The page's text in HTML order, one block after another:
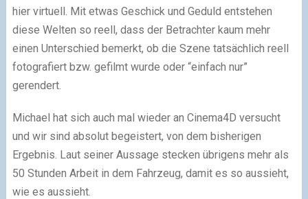
hier virtuell. Mit etwas Geschick und Geduld entstehen
diese Welten so reell, dass der Betrachter kaum mehr
einen Unterschied bemerkt, ob die Szene tatsächlich reell
fotografiert bzw. gefilmt wurde oder “einfach nur”
gerendert.
Michael hat sich auch mal wieder an Cinema4D versucht
und wir sind absolut begeistert, von dem bisherigen
Ergebnis. Laut seiner Aussage stecken übrigens mehr als
50 Stunden Arbeit in dem Fahrzeug, damit es so aussieht,
wie es aussieht.